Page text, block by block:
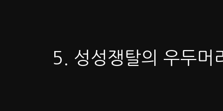
5. 성성쟁탈의 우두머